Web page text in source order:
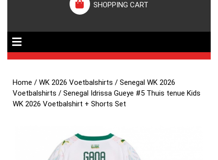
SHOPPING CART
Home /WK 2026 Voetbalshirts /Senegal WK 2026
Voetbalshirts / Senegal Idrissa Gueye #5 Thuis tenue Kids
WK 2026 Voetbalshirt + Shorts Set